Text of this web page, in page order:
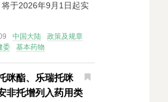
将于2026年9月1日起实
中国大陆
政策及规章
委
基本药物
咪酯、乐瑞托咪
非托增列入药用类